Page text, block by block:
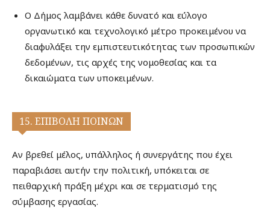
Ο Δήμος λαμβάνει κάθε δυνατό και εύλογο
οργανωτικό και τεχνολογικό μέτρο προκειμένου να
διαφυλάξει την εμπιστευτικότητας των προσωπικών
δεδομένων, τις αρχές της νομοθεσίας και τα
δικαιώματα των υποκειμένων.
15. ΕΠΙΒΟΛΗ ΠΟΙΝΩΝ
Αν βρεθεί μέλος, υπάλληλος ή συνεργάτης που έχει
παραβιάσει αυτήν την πολιτική, υπόκειται σε
πειθαρχική πράξη μέχρι και σε τερματισμό της
σύμβασης εργασίας.